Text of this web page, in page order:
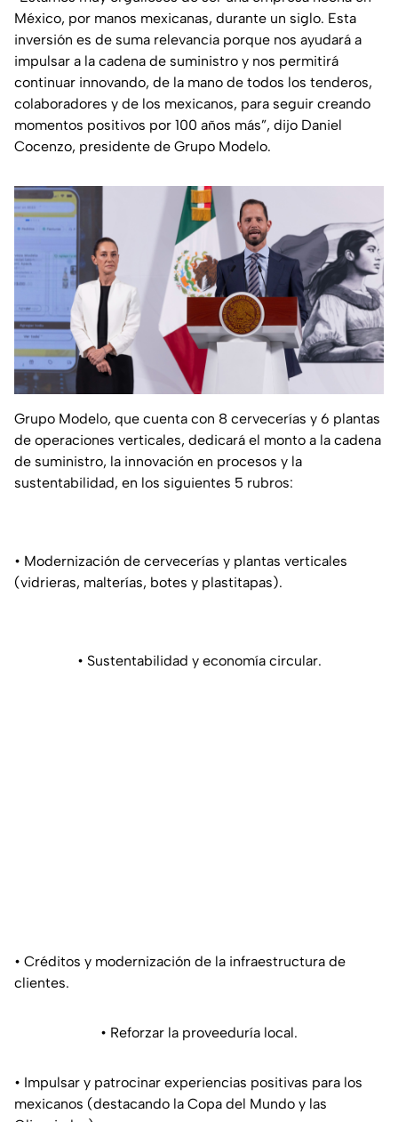
México, por manos mexicanas, durante un siglo. Esta
inversión es de suma relevancia porque nos ayudará a
impulsar a la cadena de suministro y nos permitirá
continuar innovando, de la mano de todos los tenderos,
colaboradores y de los mexicanos, para seguir creando
momentos positivos por 100 años más”, dijo Daniel
Cocenzo, presidente de Grupo Modelo.
Grupo Modelo, que cuenta con 8 cervecerías y 6 plantas
de operaciones verticales, dedicará el monto a la cadena
de suministro, la innovación en procesos y la
sustentabilidad, en los siguientes 5 rubros:
• Modernización de cervecerías y plantas verticales
(vidrieras, malterías, botes y plastitapas).
• Sustentabilidad y economía circular.
• Créditos y modernización de la infraestructura de
clientes.
• Reforzar la proveeduría local.
• Impulsar y patrocinar experiencias positivas para los
mexicanos (destacando la Copa del Mundo y las